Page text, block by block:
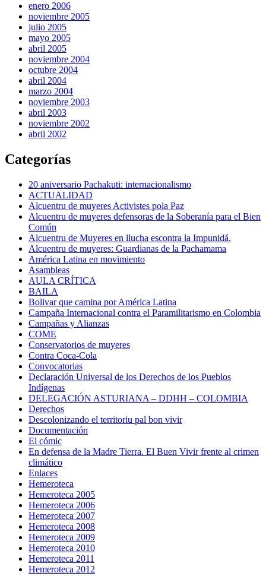
enero 2006
noviembre 2005
julio 2005
mayo 2005
abril 2005
noviembre 2004
octubre 2004
abril 2004
marzo 2004
noviembre 2003
abril 2003
noviembre 2002
abril 2002
Categorías
20 aniversario Pachakuti: internacionalismo
ACTUALIDAD
Alcuentru de muyeres Activistes pola Paz
Alcuentru de muyeres defensoras de la Soberanía para el Bien
Común
Alcuentru de Muyeres en llucha escontra la Impunidá.
Alcuentru de muyeres: Guardianas de la Pachamama
América Latina en movimiento
Asambleas
AULA CRÍTICA
BAILA
Bolivar que camina por América Latina
Campaña Internacional contra el Paramilitarismo en Colombia
Campañas y Alianzas
COME
Conservatorios de muyeres
Contra Coca-Cola
Convocatorias
Declaración Universal de los Derechos de los Pueblos
Indígenas
DELEGACIÓN ASTURIANA – DDHH – COLOMBIA
Derechos
Descolonizando el territoriu pal bon vivir
Documentación
El cómic
En defensa de la Madre Tierra. El Buen Vivir frente al crimen
climático
Enlaces
Hemeroteca
Hemeroteca 2005
Hemeroteca 2006
Hemeroteca 2007
Hemeroteca 2008
Hemeroteca 2009
Hemeroteca 2010
Hemeroteca 2011
Hemeroteca 2012